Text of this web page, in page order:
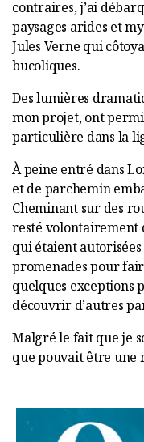
contraires, j’ai
paysages arides et
Jules Verne qui
bucoliques.
Des lumières
mon projet, ont
particulière dans la
À peine entré dans
et de parchemin
Cheminant sur des
resté volontairement
qui étaient
promenades pour
quelques exceptions
découvrir d’autres
Malgré le fait que je
que pouvait être une